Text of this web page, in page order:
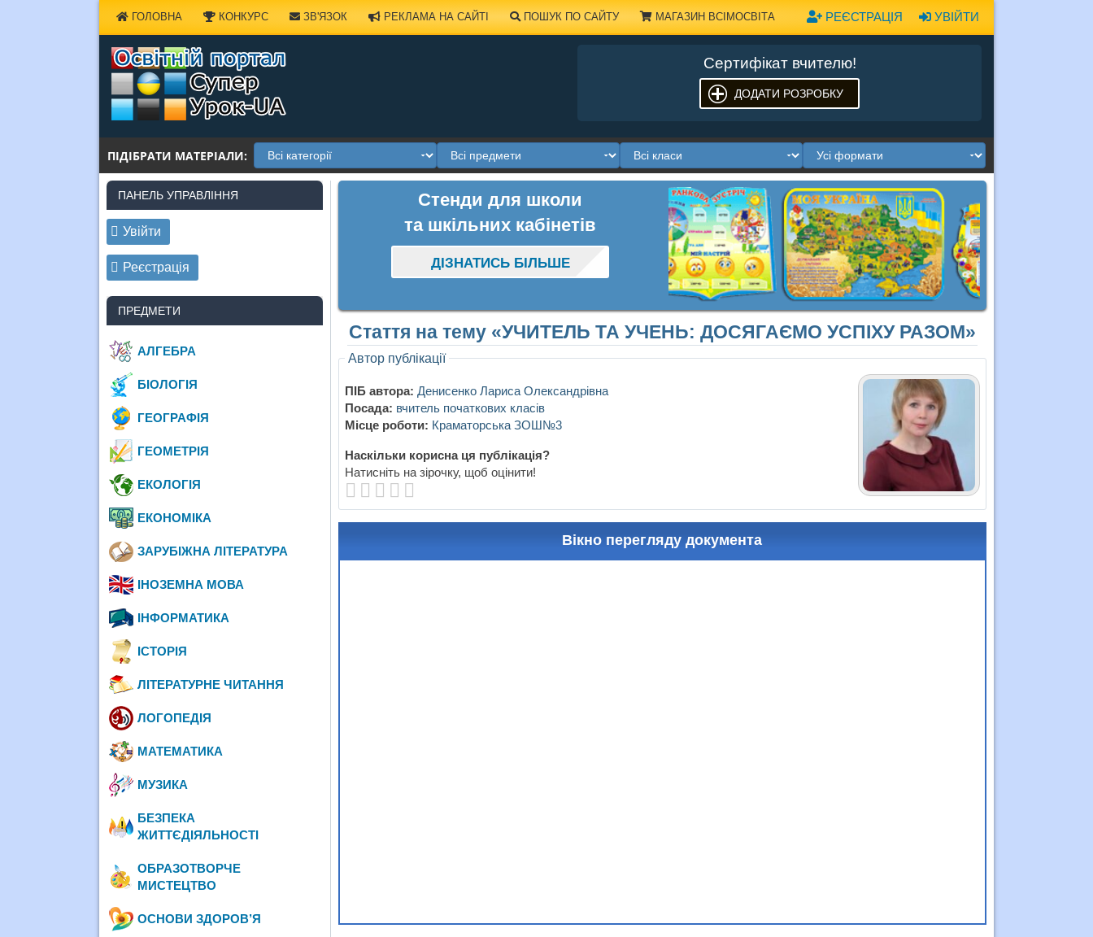
УВІЙТИ
РЕЄСТРАЦІЯ
ГОЛОВНА КОНКУРС ЗВ'ЯЗОК РЕКЛАМА НА САЙТІ ПОШУК ПО САЙТУ МАГАЗИН ВСІМОСВІТА
Сертифікат вчителю!
ДОДАТИ РОЗРОБКУ
ПІДІБРАТИ МАТЕРІАЛИ:
Стенди для школи
та шкільних кабінетів
ДІЗНАТИСЬ БІЛЬШЕ
Стаття на тему «УЧИТЕЛЬ ТА УЧЕНЬ: ДОСЯГАЄМО УСПІХУ РАЗОМ»
Автор публікації
ПІБ автора: Денисенко Лариса Олександрівна
Посада: вчитель початкових класів
Місце роботи: Краматорська ЗОШ№3
Наскільки корисна ця публікація?
Натисніть на зірочку, щоб оцінити!
Вікно перегляду документа
ПАНЕЛЬ УПРАВЛІННЯ
Увійти
Реєстрація
ПРЕДМЕТИ
АЛГЕБРА
БІОЛОГІЯ
ГЕОГРАФІЯ
ГЕОМЕТРІЯ
ЕКОЛОГІЯ
ЕКОНОМІКА
ЗАРУБІЖНА ЛІТЕРАТУРА
ІНОЗЕМНА МОВА
ІНФОРМАТИКА
ІСТОРІЯ
ЛІТЕРАТУРНЕ ЧИТАННЯ
ЛОГОПЕДІЯ
МАТЕМАТИКА
МУЗИКА
БЕЗПЕКА
ЖИТТЄДІЯЛЬНОСТІ
ОБРАЗОТВОРЧЕ
МИСТЕЦТВО
ОСНОВИ ЗДОРОВ’Я